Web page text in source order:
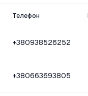
Телефон
+380938526252
+380663693805